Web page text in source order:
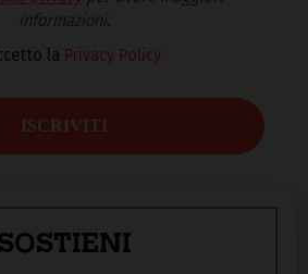
informazioni.
la Privacy Policy